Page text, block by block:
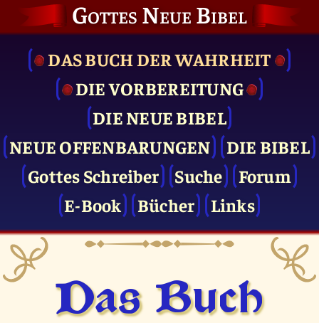
Gottes Neue Bibel
DAS BUCH DER WAHRHEIT
DIE VOR­BEREITUNG
DIE NEUE BIBEL
NEUE OFFENBARUNGEN
DIE BIBEL
Gottes Schreiber
Suche
Forum
E-Book
Bücher Links
Das Buch